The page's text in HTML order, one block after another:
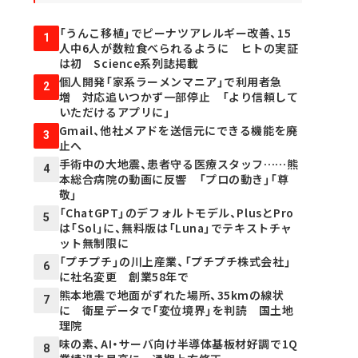
1
「うんこ移植」でピーナツアレルギー改善、15
人中6人が数粒食べられるように ヒトの実証
は初 Science系列誌掲載
2
個人開発「家系ラーメンマニア」で利用者急
増 対応追いつかず一部停止 「より信頼して
いただけるアプリに」
3
Gmail、他社メアドを送信元にできる機能を廃
止へ
4
手術中の大地震、患者守る医療スタッフ……熊
本総合病院の動画に反響 「プロの動き」「尊
敬」
5
「ChatGPT」のデフォルトモデル、PlusとPro
は「Sol」に、無料版は「Luna」でテキストチャ
ット無制限に
6
「プチプチ」の川上産業、「プチプチ株式会社」
に社名変更 創業58年で
7
熊本地震で地面がずれた場所、35kmの線状
に 衛星データで「変位境界」を判読 国土地
理院
8
味の素、AI・サーバ向け半導体基板材好調で1Q